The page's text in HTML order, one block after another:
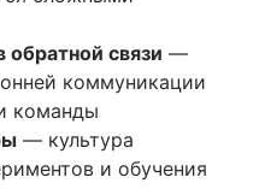
связи —
коммуникации
команды
— культура
и обучения